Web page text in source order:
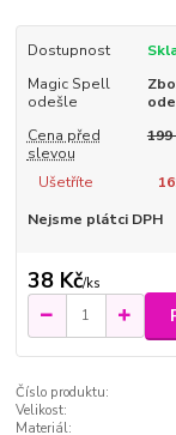
Dostupnost
Magic Spell
odešle
Cena před
slevou
199
Ušetříte
Nejsme plátci DPH
38 Kč/ks
Číslo produktu:
Velikost:
Materiál: